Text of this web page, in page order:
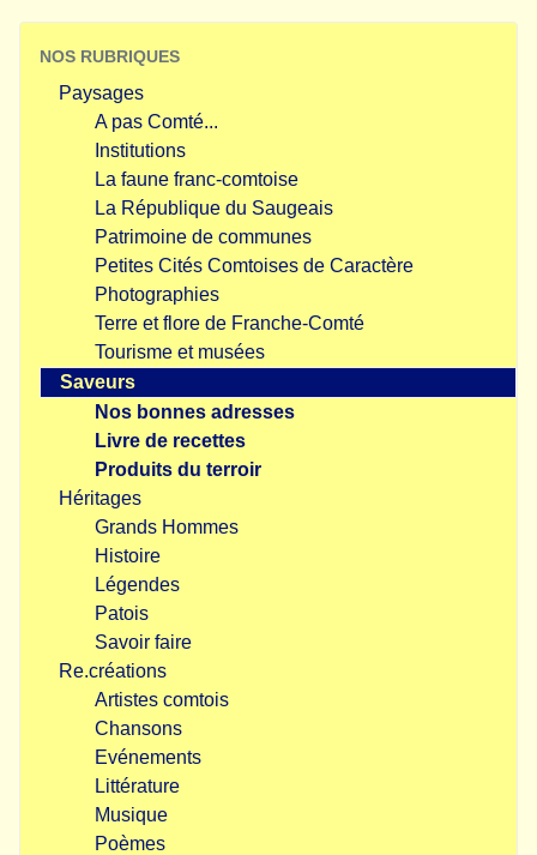
NOS RUBRIQUES
Paysages
A pas Comté...
Institutions
La faune franc-comtoise
La République du Saugeais
Patrimoine de communes
Petites Cités Comtoises de Caractère
Photographies
Terre et flore de Franche-Comté
Tourisme et musées
Saveurs
Nos bonnes adresses
Livre de recettes
Produits du terroir
Héritages
Grands Hommes
Histoire
Légendes
Patois
Savoir faire
Re.créations
Artistes comtois
Chansons
Evénements
Littérature
Musique
Poèmes